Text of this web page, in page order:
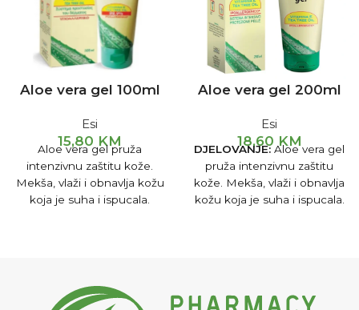
Aloe vera gel 100ml
Esi
15,80 KM
Aloe vera gel pruža
intenzivnu zaštitu kože.
Mekša, vlaži i obnavlja kožu
koja je suha i ispucala.
Aloe vera gel 200ml
Esi
18,60 KM
DJELOVANJE:Aloe vera gel
pruža intenzivnu zaštitu
kože. Mekša, vlaži i obnavlja
kožu koja je suha i ispucala.
djelovanju polisaharida, aloe